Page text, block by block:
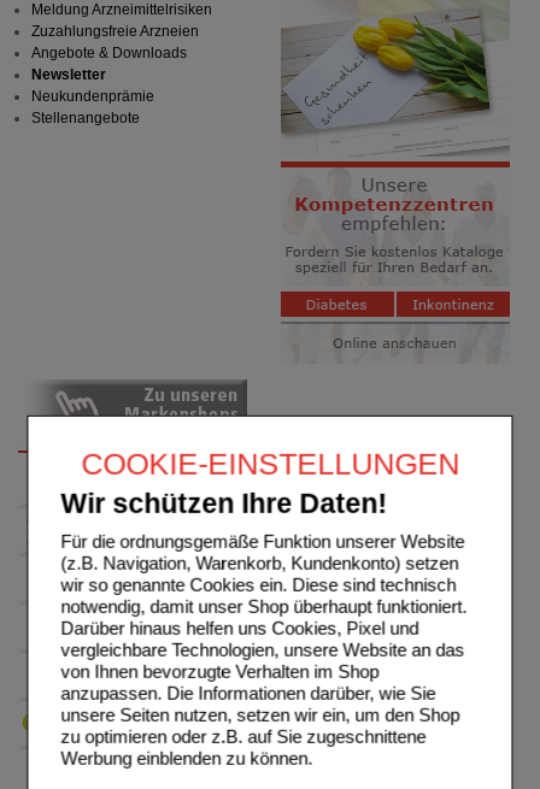
COOKIE-EINSTELLUNGEN
Wir schützen Ihre Daten!
Für die ordnungsgemäße Funktion unserer Website
(z.B. Navigation, Warenkorb, Kundenkonto) setzen
wir so genannte Cookies ein. Diese sind technisch
notwendig, damit unser Shop überhaupt funktioniert.
Darüber hinaus helfen uns Cookies, Pixel und
vergleichbare Technologien, unsere Website an das
von Ihnen bevorzugte Verhalten im Shop
anzupassen. Die Informationen darüber, wie Sie
unsere Seiten nutzen, setzen wir ein, um den Shop
zu optimieren oder z.B. auf Sie zugeschnittene
Werbung einblenden zu können.
Meldung Arzneimittelrisiken
Zuzahlungsfreie Arzneien
Angebote & Downloads
Newsletter
Neukundenprämie
Stellenangebote